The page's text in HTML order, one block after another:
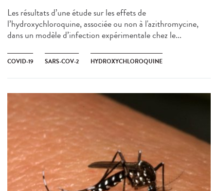
Les résultats d’une étude sur les effets de
l’hydroxychloroquine, associée ou non à l'azithromycine,
dans un modèle d’infection expérimentale chez le...
COVID-19 SARS-COV-2 HYDROXYCHLOROQUINE